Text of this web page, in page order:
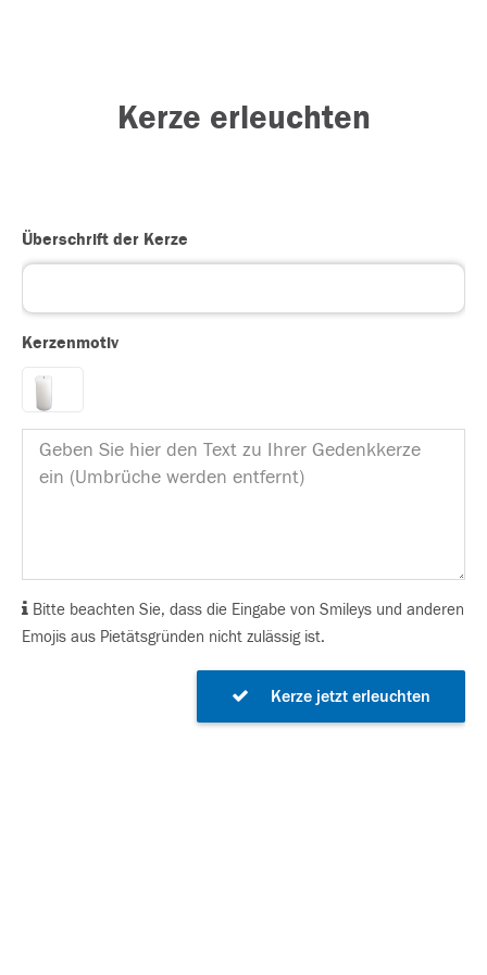
Kerze erleuchten
Überschrift der Kerze
Kerzenmotiv
Bitte beachten Sie, dass die Eingabe von Smileys und anderen
Emojis aus Pietätsgründen nicht zulässig ist.
Kerze jetzt erleuchten